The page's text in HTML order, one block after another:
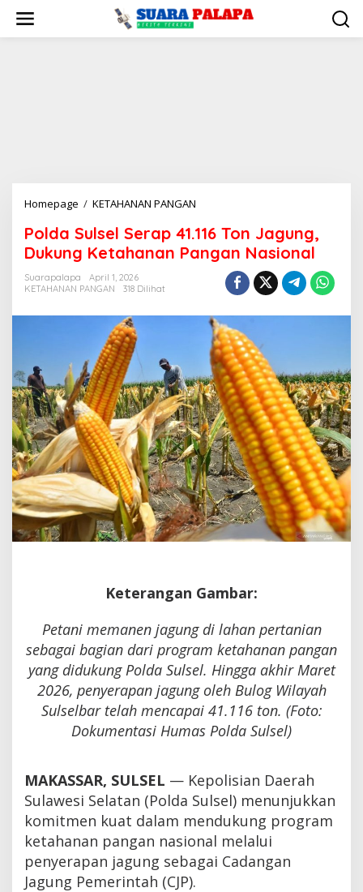
konten
Homepage / KETAHANAN PANGAN
Serap
41.116
Jagung,
Ketahanan
Pangan
Nasional
Polda Sulsel Serap 41.116 Ton Jagung,
Dukung Ketahanan Pangan Nasional
Suarapalapa
April 1, 2026
KETAHANAN PANGAN
318 Dilihat
Keterangan Gambar:
Petani memanen jagung di lahan pertanian
sebagai bagian dari program ketahanan pangan
yang didukung Polda Sulsel. Hingga akhir Maret
2026, penyerapan jagung oleh Bulog Wilayah
Sulselbar telah mencapai 41.116 ton. (Foto:
Dokumentasi Humas Polda Sulsel)
MAKASSAR, SULSEL — Kepolisian Daerah
Sulawesi Selatan (Polda Sulsel) menunjukkan
komitmen kuat dalam mendukung program
ketahanan pangan nasional melalui
penyerapan jagung sebagai Cadangan
Jagung Pemerintah (CJP).